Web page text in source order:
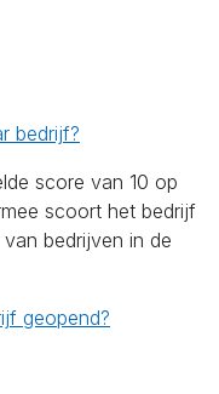
bedrijf?
score van 10 op
scoort het bedrijf
bedrijven in de
geopend?